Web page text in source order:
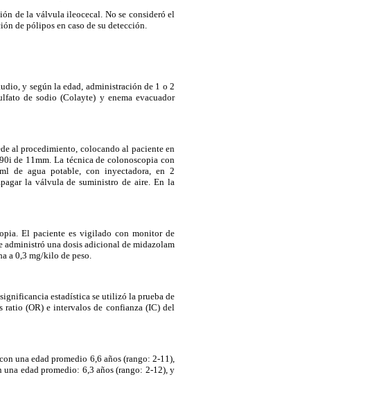
de la válvula ileocecal. No se consideró el
de pólipos en caso de su detección.
y según la edad, administración de 1 o 2
de sodio (Colayte) y enema evacuador
al procedimiento, colocando al paciente en
de 11mm. La técnica de colonoscopia con
de agua potable, con inyectadora, en 2
la válvula de suministro de aire. En la
El paciente es vigilado con monitor de
administró una dosis adicional de midazolam
a 0,3 mg/kilo de peso.
estadística se utilizó la prueba de
ratio (OR) e intervalos de confianza (IC) del
una edad promedio 6,6 años (rango: 2-11),
edad promedio: 6,3 años (rango: 2-12), y